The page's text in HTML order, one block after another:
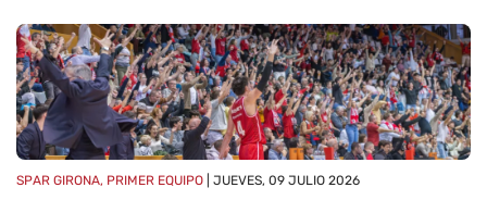
SPAR GIRONA, PRIMER EQUIPO | JUEVES, 09 JULIO 2026